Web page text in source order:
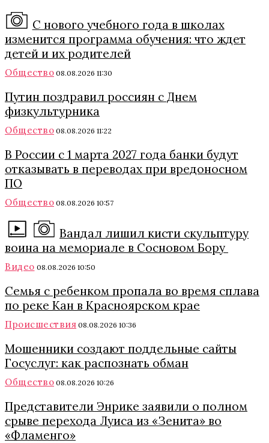
С нового учебного года в школах
изменится программа обучения: что ждет
детей и их родителей
Общество 08.08.2026 11:30
Путин поздравил россиян с Днем
физкультурника
Общество 08.08.2026 11:22
В России с 1 марта 2027 года банки будут
отказывать в переводах при вредоносном
ПО
Общество 08.08.2026 10:57
Вандал лишил кисти скульптуру
воина на мемориале в Сосновом Бору
Видео 08.08.2026 10:50
Семья с ребенком пропала во время сплава
по реке Кан в Красноярском крае
Происшествия 08.08.2026 10:36
Мошенники создают поддельные сайты
Госуслуг: как распознать обман
Общество 08.08.2026 10:26
Представители Энрике заявили о полном
срыве перехода Луиса из «Зенита» во
«Фламенго»